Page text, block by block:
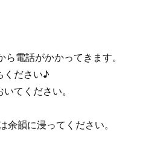
電話がかかってきます。
ください♪
てください。
韻に浸ってください。